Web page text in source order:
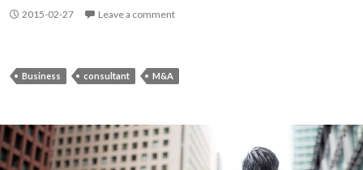
2015-02-27 Leave a comment
Business consultant M&A